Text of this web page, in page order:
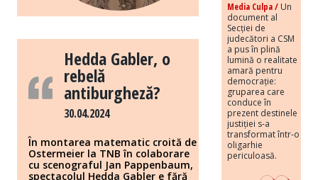
Hedda Gabler, o
rebelă
antiburgheză?
30.04.2024
În montarea matematic croită de
Ostermeier la TNB în colaborare
cu scenograful Jan Pappenbaum,
spectacolul Hedda Gabler e fără
Media Culpa / Un
document al
Secției de
judecători a CSM
a pus în plină
lumină o realitate
amară pentru
democrație:
gruparea care
conduce în
prezent destinele
justiției s-a
transformat într-o
oligarhie
periculoasă.